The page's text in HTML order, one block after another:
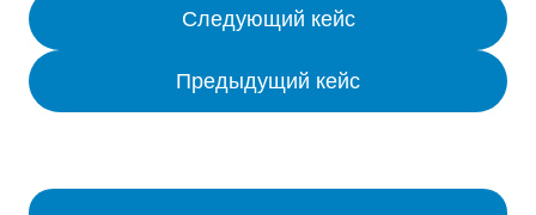
Предыдущий кейс
Следующий кейс